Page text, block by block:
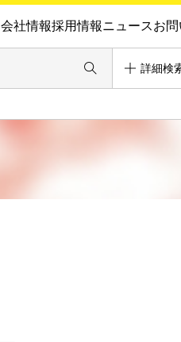
会社情報採用情報ニュースお
詳細検